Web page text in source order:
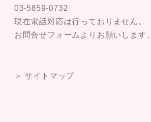
03-5859-0732
現在電話対応は行っておりません。
お問合せフォームよりお願いします。
＞ サイトマップ